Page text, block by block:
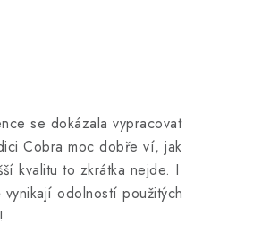
se dokázala vypracovat
Cobra moc dobře ví, jak
kvalitu to zkrátka nejde. I
odolností použitých